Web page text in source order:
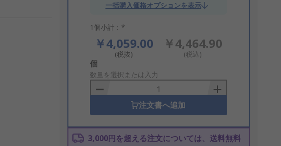
一括購入価格オプションを表示
1個小計：*
￥4,059.00
(税抜)
￥4,464.90
(税込)
Add
to
Basket
個
数量を選択または入力
注文書へ追加
3,000円を超える注文については、送料無料